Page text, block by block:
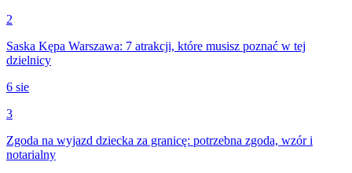
2
Saska Kępa Warszawa: 7 atrakcji, które musisz poznać w tej
dzielnicy
6 sie
3
Zgoda na wyjazd dziecka za granicę: potrzebna zgoda, wzór i
notarialny